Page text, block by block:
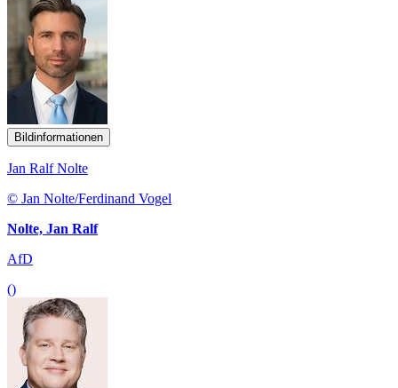
Bildinformationen
Jan Ralf Nolte
© Jan Nolte/Ferdinand Vogel
Nolte, Jan Ralf
AfD
()